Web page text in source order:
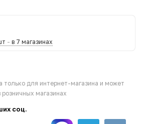
- в 7 магазинах
только для интернет-магазина и может
розничных магазинах
соц.